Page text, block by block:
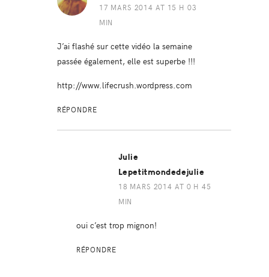
17 MARS 2014 AT 15 H 03
MIN
J’ai flashé sur cette vidéo la semaine
passée également, elle est superbe !!!
http://www.lifecrush.wordpress.com
RÉPONDRE
Julie
Lepetitmondedejulie
18 MARS 2014 AT 0 H 45
MIN
oui c’est trop mignon!
RÉPONDRE